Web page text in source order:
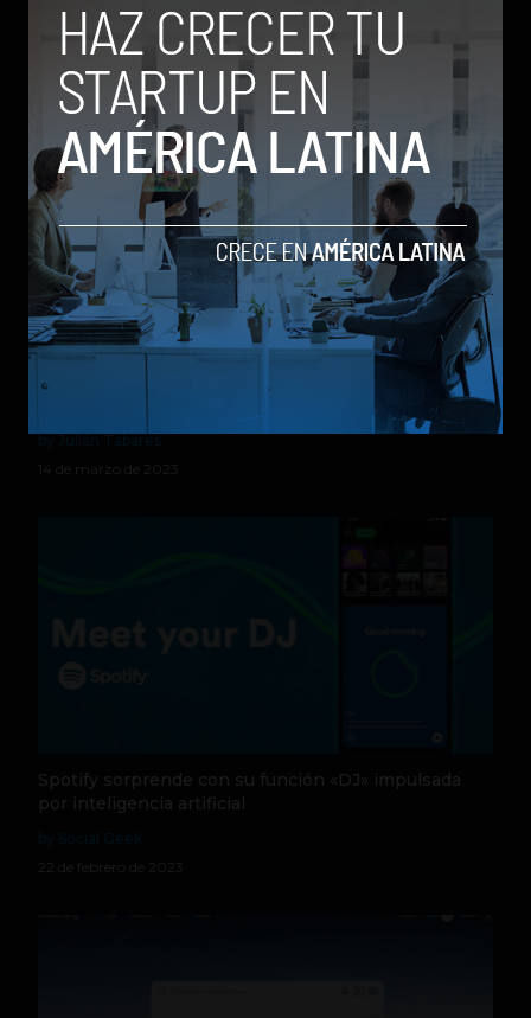
poderosa inteligencia artificial
by Social Geek
14 de marzo de 2023
Google anuncia funciones de Inteligencia Artificial
14 de marzo de 2023
Spotify sorprende con su función «DJ» impulsada
por inteligencia artificial
22 de febrero de 2023